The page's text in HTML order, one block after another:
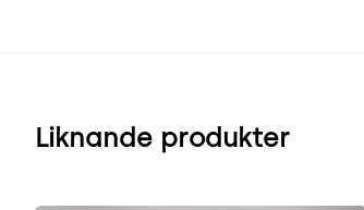
Liknande produkter